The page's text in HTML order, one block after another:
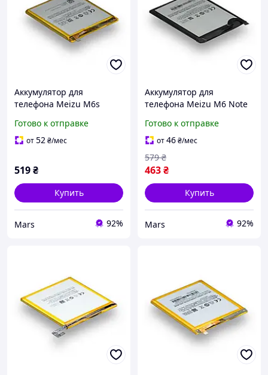
Аккумулятор для
телефона Meizu M6s
аккумуляторная батарея
Li-pol 2930 мАч AAAA no
Готово к отправке
от52₴/мес
519₴
Купить
Mars 92%
Аккумулятор для
телефона Meizu M6 Note
аккумуляторная батарея
Li-pol 3920 мАч AAAA no
LOGO
Готово к отправке
от46₴/мес
463₴
579 ₴
Купить
Mars 92%